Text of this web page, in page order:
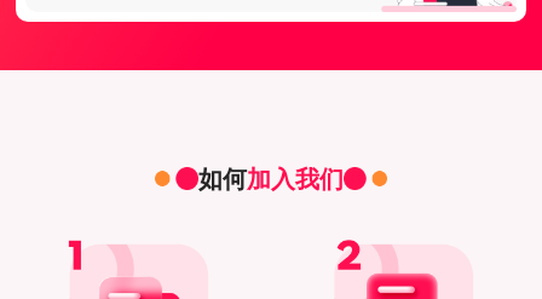
如何加入我们